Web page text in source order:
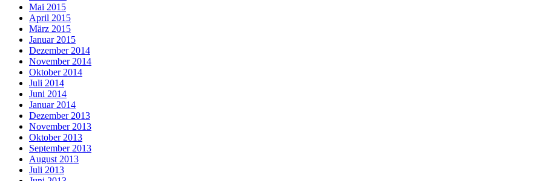
Mai 2015
April 2015
März 2015
Januar 2015
Dezember 2014
November 2014
Oktober 2014
Juli 2014
Juni 2014
Januar 2014
Dezember 2013
November 2013
Oktober 2013
September 2013
August 2013
Juli 2013